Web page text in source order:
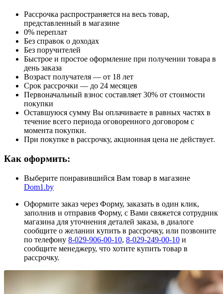
Рассрочка распространяется на весь товар,
представленный в магазине
0% переплат
Без справок о доходах
Без поручителей
Быстрое и простое оформление при получении товара в
день заказа
Возраст получателя — от 18 лет
Срок рассрочки — до 24 месяцев
Первоначальный взнос составляет 30% от стоимости
покупки
Оставшуюся сумму Вы оплачиваете в равных частях в
течение всего периода оговоренного договором с
момента покупки.
При покупке в рассрочку, акционная цена не действует.
Как оформить:
Выберите понравившийся Вам товар в магазине
Dom1.by
Оформите заказ через Форму, заказать в один клик,
заполнив и отправив Форму, с Вами свяжется сотрудник
магазина для уточнения деталей заказа, в диалоге
сообщите о желании купить в рассрочку, или позвоните
по телефону 8-029-906-00-10, 8-029-249-00-10 и
сообщите менеджеру, что хотите купить товар в
рассрочку.